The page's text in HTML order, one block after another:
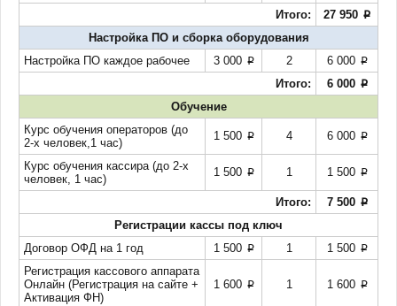
Итого: 27 950 p
Настройка ПО и сборка оборудования
Настройка ПО каждое рабочее
3 000 p 2 6 000 p
Итого: 6 000 p
Обучение
Курс обучения операторов (до
2-х человек,1 час)
1 500 p 4 6 000 p
Курс обучения кассира (до 2-х
человек, 1 час)
1 500 p 1 1 500 p
Итого: 7 500 p
Регистрации кассы под ключ
Договор ОФД на 1 год
1 500 p 1 1 500 p
Регистрация кассового аппарата
Онлайн (Регистрация на сайте +
Активация ФН)
1 600 p 1 1 600 p